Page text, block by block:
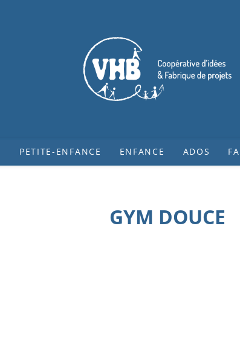
PETITE-ENFANCE ENFANCE ADOS
GYM DOUCE